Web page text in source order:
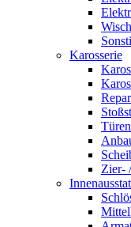
Karosserie
Zier-